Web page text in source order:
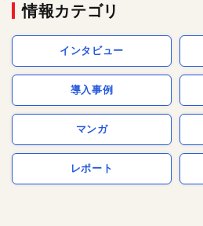
情報カテゴリ
インタビュー
導入事例
マンガ
レポート